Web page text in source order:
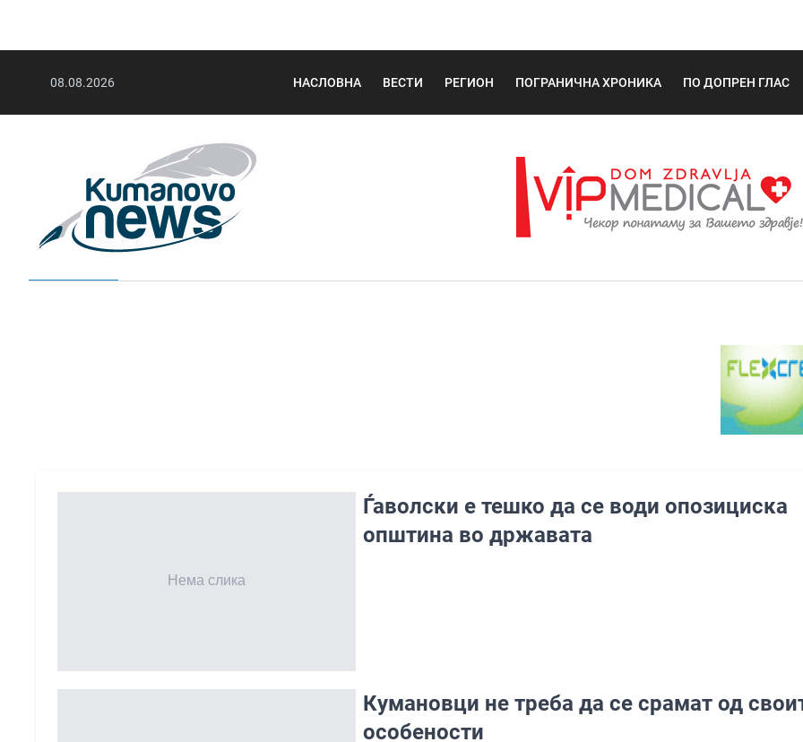
08.08.2026 НАСЛОВНА ВЕСТИ РЕГИОН ПОГРАНИЧНА ХРОНИКА ПО ДОПРЕН ГЛАС
Ѓаволски е тешко да се води опозициска
oпштина во државата
Кумановци не треба да се срамат од
особености